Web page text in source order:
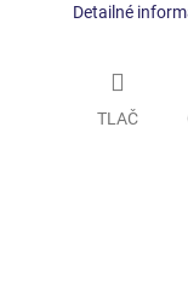
Detailné
TLAČ